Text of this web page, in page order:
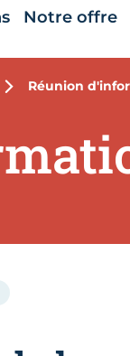
Notre offre
Réunion